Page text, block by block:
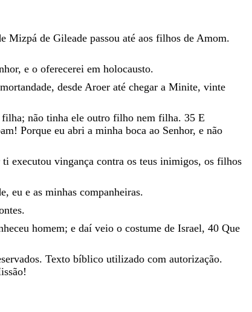
Mizpá de Gileade passou até aos filhos de Amom.
, e o oferecerei em holocausto.
mortandade, desde Aroer até chegar a Minite, vinte
filha; não tinha ele outro filho nem filha. 35 E
! Porque eu abri a minha boca ao Senhor, e não
ti executou vingança contra os teus inimigos, os filhos
, eu e as minhas companheiras.
.
homem; e daí veio o costume de Israel, 40 Que
Texto bíblico utilizado com autorização.